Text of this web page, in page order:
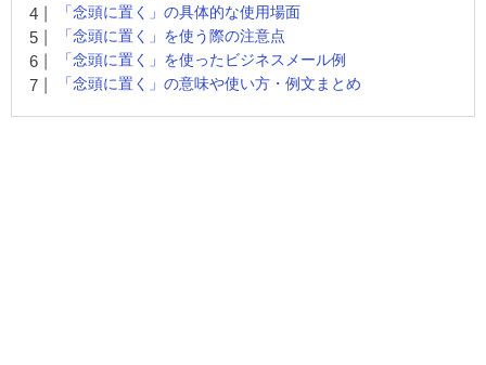
「念頭に置く」の具体的な使用場面
「念頭に置く」を使う際の注意点
「念頭に置く」を使ったビジネスメール例
「念頭に置く」の意味や使い方・例文まとめ